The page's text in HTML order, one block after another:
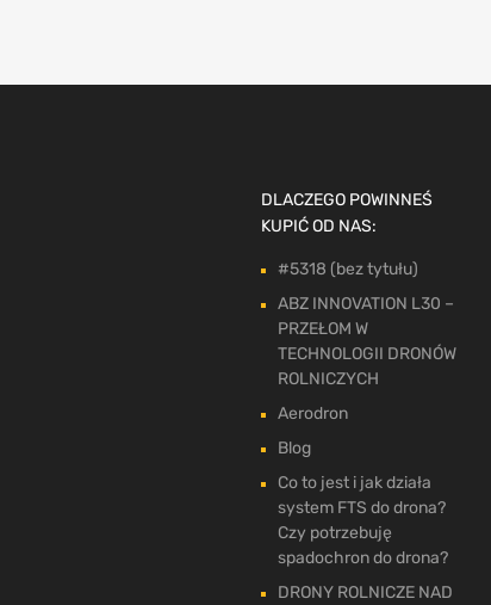
DLACZEGO POWINNEŚ
KUPIĆ OD NAS:
#5318 (bez tytułu)
ABZ INNOVATION L30 –
PRZEŁOM W
TECHNOLOGII DRONÓW
ROLNICZYCH
Aerodron
Blog
Co to jest i jak działa
system FTS do drona?
Czy potrzebuję
spadochron do drona?
DRONY ROLNICZE NAD